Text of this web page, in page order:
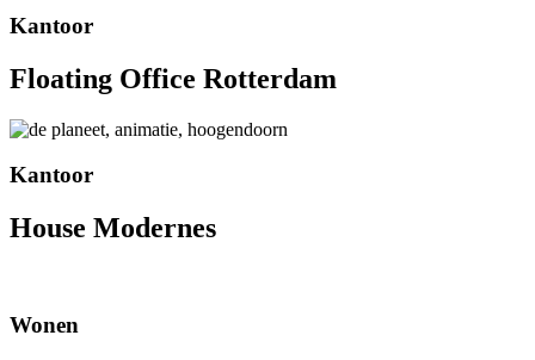
Kantoor
Floating Office Rotterdam
Kantoor
House Modernes
Wonen